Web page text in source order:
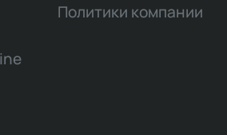
Политики компании